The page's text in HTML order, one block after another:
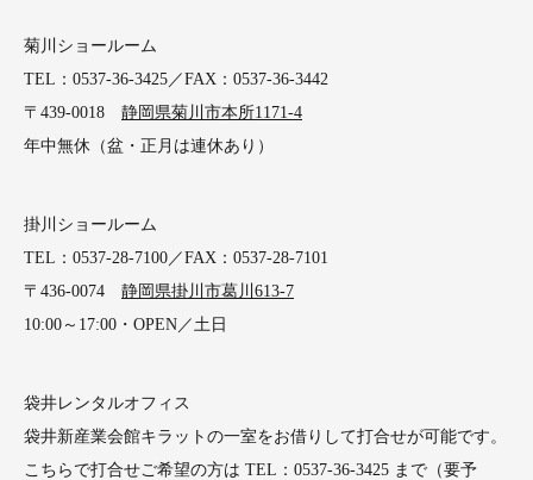
菊川ショールーム
TEL：0537-36-3425／FAX：0537-36-3442
〒439-0018 静岡県菊川市本所1171-4
年中無休（盆・正月は連休あり）
掛川ショールーム
TEL：0537-28-7100／FAX：0537-28-7101
〒436-0074 静岡県掛川市葛川613-7
10:00～17:00・OPEN／土日
袋井レンタルオフィス
袋井新産業会館キラットの一室をお借りして打合せが可能です。
こちらで打合せご希望の方は TEL：0537-36-3425 まで（要予